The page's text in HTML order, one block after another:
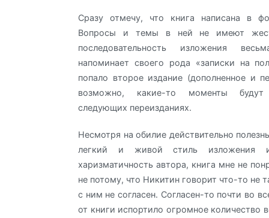
Сразу отмечу, что книга написана в
Вопросы и темы в ней не имеют
последовательность изложения
напоминает своего рода «записки на
попало второе издание (дополненное и
возможно, какие-то моменты
следующих переизданиях.
Несмотря на обилие действительно
легкий и живой стиль изложения и
харизматичность автора, книга мне не
не потому, что Никитин говорит что-то не
с ним не согласен. Согласен-то почти во
от книги испортило огромное количество